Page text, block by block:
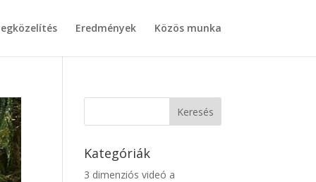
Eredmények Közös munka
Kategóriák
3 dimenziós videó a